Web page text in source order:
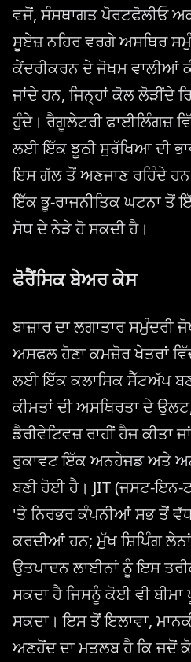
ਵਜੋਂ, ਸੰਸਥਾਗਤ ਪੋਰਟਫੋਲੀਓ
ਸੂਏਜ਼ ਨਹਿਰ ਵਰਗੇ ਅਸਥਿਰ
ਕੇਂਦਰੀਕਰਨ ਦੇ ਜੋਖਮ ਵਾਲੀਆਂ
ਜਾਂਦੇ ਹਨ, ਜਿਨ੍ਹਾਂ ਕੋਲ ਲੋੜੀਂਦੇ
ਹੁੰਦੇ। ਰੈਗੂਲੇਟਰੀ ਫਾਈਲਿੰਗਜ਼
ਲਈ ਇੱਕ ਝੂਠੀ ਸੁਰੱਖਿਆ ਦੀ
ਇਸ ਗੱਲ ਤੋਂ ਅਣਜਾਣ ਰਹਿੰਦੇ ਹਨ
ਇੱਕ ਭੂ-ਰਾਜਨੀਤਿਕ ਘਟਨਾ
ਸੋਧ ਦੇ ਨੇੜੇ ਹੋ ਸਕਦੀ ਹੈ।
ਫੋਰੈਂਸਿਕ ਬੇਅਰ ਕੇਸ
ਬਾਜ਼ਾਰ ਦਾ ਲਗਾਤਾਰ
ਅਸਫਲ ਹੋਣਾ ਕਮਜ਼ੋਰ ਖੇਤਰਾਂ
ਲਈ ਇੱਕ ਕਲਾਸਿਕ ਸੈੱਟਅੱਪ
ਕੀਮਤਾਂ ਦੀ ਅਸਥਿਰਤਾ ਦੇ
ਡੈਰੀਵੇਟਿਵਜ਼ ਰਾਹੀਂ ਹੈਜ ਕੀਤਾ
ਰੁਕਾਵਟ ਇੱਕ ਅਨਹੇਜਡ ਅਤੇ
ਬਣੀ ਹੋਈ ਹੈ। JIT (ਜਸਟ-ਇਨ-
'ਤੇ ਨਿਰਭਰ ਕੰਪਨੀਆਂ ਸਭ ਤੋਂ
ਕਰਦੀਆਂ ਹਨ; ਮੁੱਖ ਸ਼ਿਪਿੰਗ
ਉਤਪਾਦਨ ਲਾਈਨਾਂ ਨੂੰ ਇਸ
ਸਕਦਾ ਹੈ ਜਿਸਨੂੰ ਕੋਈ ਵੀ
ਸਕਦਾ। ਇਸ ਤੋਂ ਇਲਾਵਾ,
ਅਣਹੋਂਦ ਦਾ ਮਤਲਬ ਹੈ ਕਿ ਜਦੋਂ